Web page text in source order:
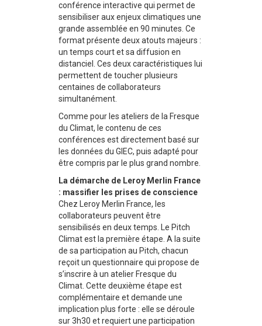
conférence interactive qui permet de
sensibiliser aux enjeux climatiques une
grande assemblée en 90 minutes. Ce
format présente deux atouts majeurs :
un temps court et sa diffusion en
distanciel. Ces deux caractéristiques lui
permettent de toucher plusieurs
centaines de collaborateurs
simultanément.
Comme pour les ateliers de la Fresque
du Climat, le contenu de ces
conférences est directement basé sur
les données du GIEC, puis adapté pour
être compris par le plus grand nombre.
La démarche de Leroy Merlin France
: massifier les prises de conscience
Chez Leroy Merlin France, les
collaborateurs peuvent être
sensibilisés en deux temps. Le Pitch
Climat est la première étape. A la suite
de sa participation au Pitch, chacun
reçoit un questionnaire qui propose de
s’inscrire à un atelier Fresque du
Climat. Cette deuxième étape est
complémentaire et demande une
implication plus forte : elle se déroule
sur 3h30 et requiert une participation